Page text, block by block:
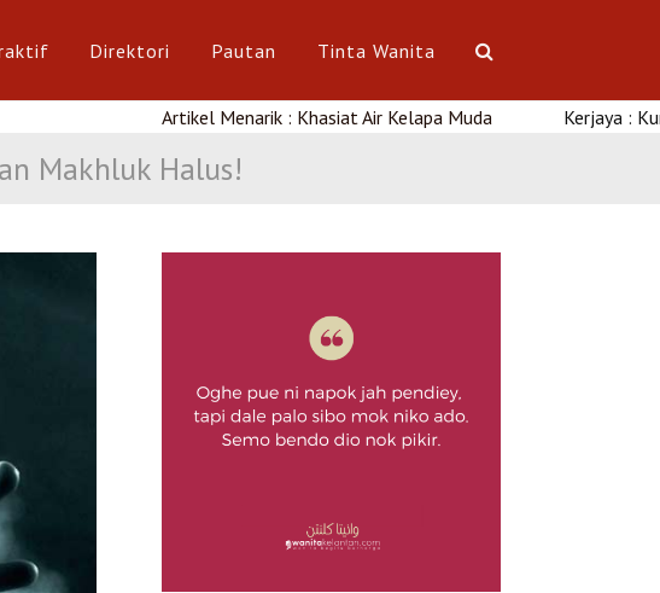
Direktori Pautan Tinta Wanita
Artikel Menarik : Khasiat Air Kelapa Muda Kerjaya : Kursus
Makhluk Halus!